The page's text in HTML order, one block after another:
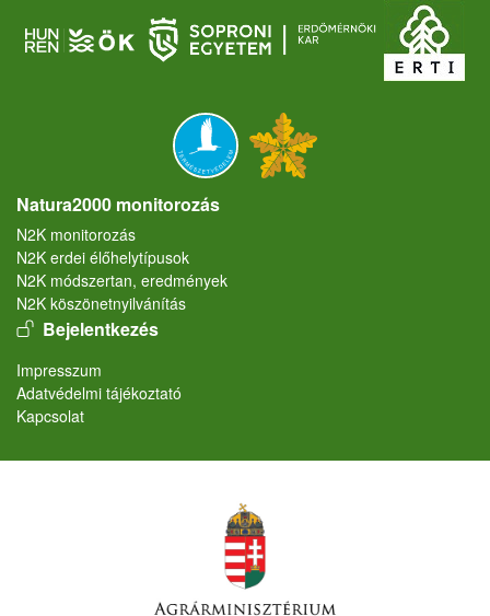
Natura2000 monitorozás
N2K monitorozás
N2K erdei élőhelytípusok
N2K módszertan, eredmények
N2K köszönetnyilvánítás
User account menu
Bejelentkezés
Lábléc
Impresszum
Adatvédelmi tájékoztató
Kapcsolat